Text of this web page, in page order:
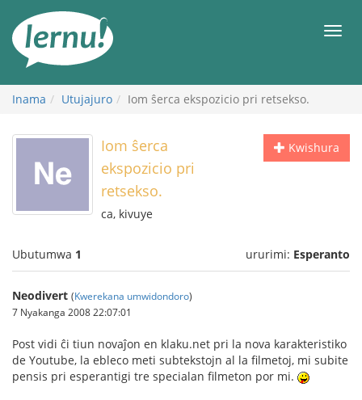
rupapuro
rw'ibirimwo
Inama Utujajuro Iom ŝerca ekspozicio pri retsekso.
Kwishura
Iom ŝerca
ekspozicio pri
retsekso.
ca, kivuye
Ubutumwa 1 ururimi: Esperanto
Neodivert (Kwerekana umwidondoro)
7 Nyakanga 2008 22:07:01
Post vidi ĉi tiun novaĵon en klaku.net pri la nova karakteristiko
de Youtube, la ebleco meti subtekstojn al la filmetoj, mi subite
pensis pri esperantigi tre specialan filmeton por mi.